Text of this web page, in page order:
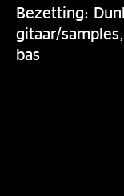
Bezetting:
gitaar/
bas